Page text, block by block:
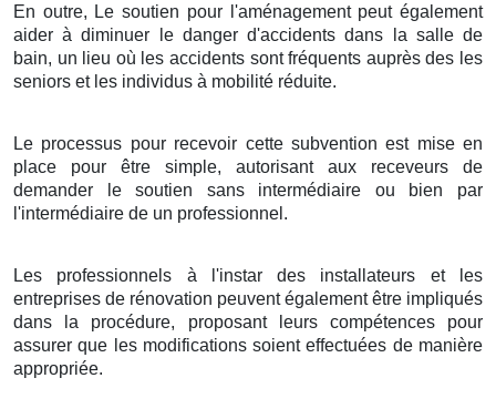
En outre, Le soutien pour l'aménagement peut également
aider à diminuer le danger d'accidents dans la salle de
bain, un lieu où les accidents sont fréquents auprès des les
seniors et les individus à mobilité réduite.
Le processus pour recevoir cette subvention est mise en
place pour être simple, autorisant aux receveurs de
demander le soutien sans intermédiaire ou bien par
l'intermédiaire de un professionnel.
Les professionnels à l'instar des installateurs et les
entreprises de rénovation peuvent également être impliqués
dans la procédure, proposant leurs compétences pour
assurer que les modifications soient effectuées de manière
appropriée.